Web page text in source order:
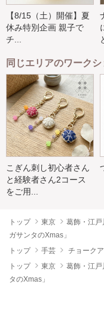
【8/15（土）開催】夏
休み特別企画 親子で
チ...
同じエリアのワーク
こぎん刺し初心者さん
と経験者さん2コース
をご用...
トップ 東京 葛飾・江戸
ガサンタのXmas」
トップ
手芸
チョーク
トップ
東京 葛飾・江戸
タのXmas」